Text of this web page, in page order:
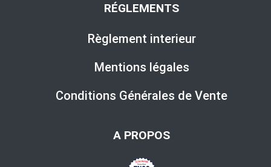
RÉGLEMENTS
Règlement interieur
Mentions légales
Conditions Générales de Vente
A PROPOS